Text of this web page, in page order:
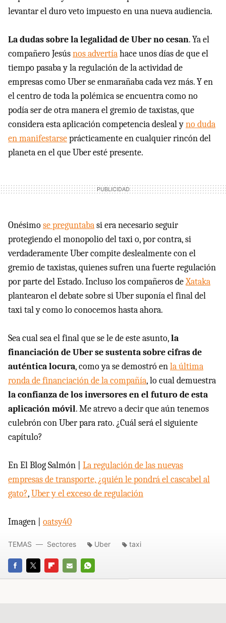
levantar el duro veto impuesto en una nueva audiencia.
La dudas sobre la legalidad de Uber no cesan. Ya el
compañero Jesúsnos advertíahace unos días de que el
tiempo pasaba y la regulación de la actividad de
empresas como Uber se enmarañaba cada vez más. Y en
el centro de toda la polémica se encuentra como no
podía ser de otra manera el gremio de taxistas, que
considera esta aplicación competencia desleal yno duda
en manifestarseprácticamente en cualquier rincón del
planeta en el que Uber esté presente.
Onésimose preguntabasi era necesario seguir
protegiendo el monopolio del taxi o, por contra, si
verdaderamente Uber compite deslealmente con el
gremio de taxistas, quienes sufren una fuerte regulación
por parte del Estado. Incluso los compañeros deXataka
plantearon el debate sobre si Uber suponía el final del
taxi tal y como lo conocemos hasta ahora.
Sea cual sea el final que se le de este asunto,la
financiación de Uber se sustenta sobre cifras de
auténtica locura, como ya se demostró enla última
ronda de financiación de la compañía, lo cual demuestra
la confianza de los inversores en el futuro de esta
aplicación móvil. Me atrevo a decir que aún tenemos
culebrón con Uber para rato. ¿Cuál será el siguiente
capítulo?
En El Blog Salmón | La regulación de las nuevas
empresas de transporte, ¿quién le pondrá el cascabel al
gato?,Uber y el exceso de regulación
Imagen | oatsy40
FACEBOOK
TWITTERFLIPBOARD
E-
WHATSAPP
TEMAS Sectores Uber taxi